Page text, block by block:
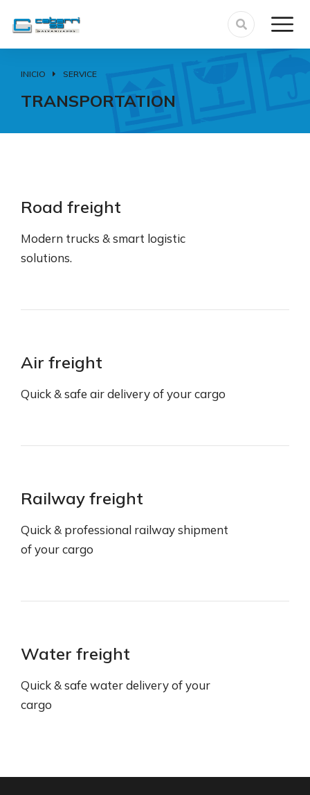
Estás aquí:
INICIO SERVICE
TRANSPORTATION
Road freight
Modern trucks & smart logistic
solutions.
Air freight
Quick & safe air delivery of your cargo
Railway freight
Quick & professional railway shipment
of your cargo
Water freight
Quick & safe water delivery of your
cargo